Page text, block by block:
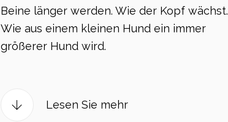
Beine länger werden. Wie der Kopf wächst.
Wie aus einem kleinen Hund ein immer
größerer Hund wird.
Lesen Sie mehr